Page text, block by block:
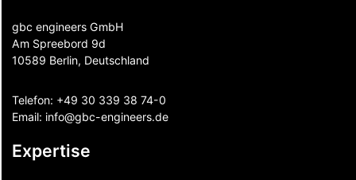
gbc engineers GmbH
Am Spreebord 9d
10589 Berlin, Deutschland
Telefon: +49 30 339 38 74-0
Email: info@gbc-engineers.de
Expertise